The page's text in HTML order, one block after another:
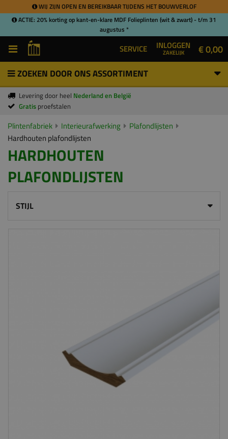
WIJ ZIJN OPEN EN BEREIKBAAR TIJDENS HET BOUWVERLOF
ACTIE: 20% korting op kant-en-klare MDF Folieplinten (wit & zwart) - t/m 31
augustus *
SERVICE INLOGGEN
ZAKELIJK € 0,00
ZOEKEN DOOR ONS ASSORTIMENT
Levering door heel Nederland en België
Gratis proefstalen
Plintenfabriek Interieurafwerking
Plafondlijsten
Hardhouten plafondlijsten
HARDHOUTEN
PLAFONDLIJSTEN
STIJL